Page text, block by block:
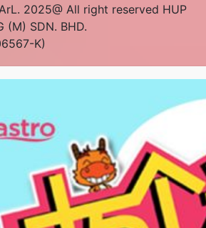
2025@ All right reserved HUP
(M) SDN. BHD.
K)